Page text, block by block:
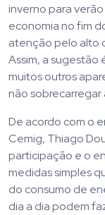
inverno para
economia no fim
atenção pelo alto
Assim, a sugestão
muitos outros
não sobrecarregar
De acordo com o
Cemig, Thiago
participação e o
medidas simples
do consumo de
dia a dia podem